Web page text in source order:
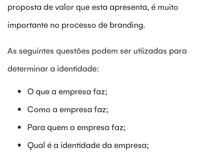
proposta de valor que esta apresenta, é muito
importante no processo de branding.
As seguintes questões podem ser utiizadas para
determinar a identidade:
O que a empresa faz;
Como a empresa faz;
Para quem a empresa faz;
Qual é a identidade da empresa;